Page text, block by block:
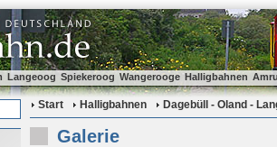
Langeoog Spiekeroog Wangerooge Halligbahnen
Start Halligbahnen Dagebüll - Oland -
Galerie